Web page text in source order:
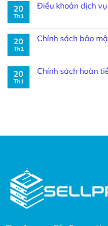
20
Th1
Điều khoản dịch vụ
20
Th1
Chính sách bảo
20
Th1
Chính sách hoàn